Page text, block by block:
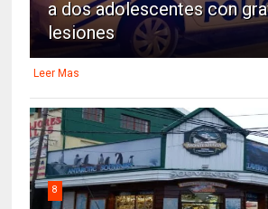
a dos adolescentes con
lesiones
Leer Mas
8